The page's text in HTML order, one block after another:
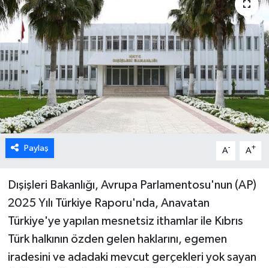
Paylaş A- A+
Dışişleri Bakanlığı, Avrupa Parlamentosu'nun (AP)
2025 Yılı Türkiye Raporu'nda, Anavatan
Türkiye'ye yapılan mesnetsiz ithamlar ile Kıbrıs
Türk halkının özden gelen haklarını, egemen
iradesini ve adadaki mevcut gerçekleri yok sayan
GİRNE
GÜNDEM
GÜNEY KIBRIS
İÇ HABERLER
KÜLTÜR SANAT
LEFKOŞA
MAGAZİN
Nöbetçi Eczaneler